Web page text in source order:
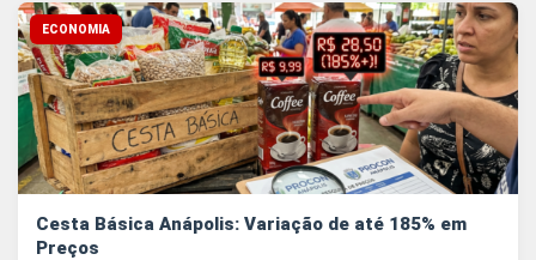
ECONOMIA
Cesta Básica Anápolis: Variação de até 185% em
Preços